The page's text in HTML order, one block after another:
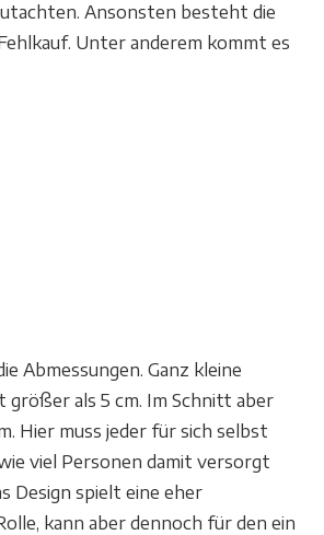
Ansonsten besteht die
Unter anderem kommt es
Abmessungen. Ganz kleine
größer als 5 cm. Im Schnitt aber
Hier muss jeder für sich selbst
viel Personen damit versorgt
Design spielt eine eher
kann aber dennoch für den ein